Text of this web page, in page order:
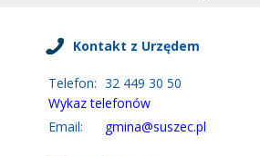
Kontakt z Urzędem
Telefon: 32 449 30 50
Wykaz telefonów
Email:
gmina@suszec.pl